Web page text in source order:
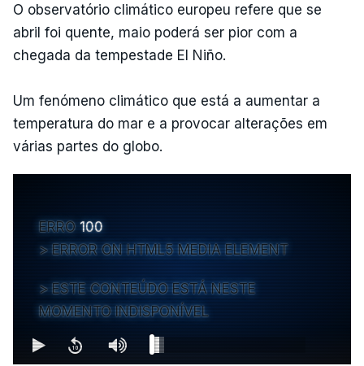
O observatório climático europeu refere que se
abril foi quente, maio poderá ser pior com a
chegada da tempestade El Niño.
Um fenómeno climático que está a aumentar a
temperatura do mar e a provocar alterações em
várias partes do globo.
ERRO 100
ERROR ON HTML5 MEDIA ELEMENT
ESTE CONTEÚDO ESTÁ NESTE
MOMENTO INDISPONÍVEL